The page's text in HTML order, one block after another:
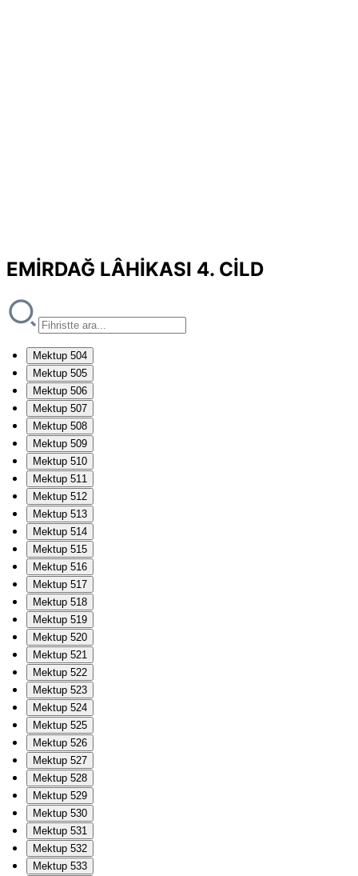
EMİRDAĞ LÂHİKASI 4. CİLD
Mektup 504
Mektup 505
Mektup 506
Mektup 507
Mektup 508
Mektup 509
Mektup 510
Mektup 511
Mektup 512
Mektup 513
Mektup 514
Mektup 515
Mektup 516
Mektup 517
Mektup 518
Mektup 519
Mektup 520
Mektup 521
Mektup 522
Mektup 523
Mektup 524
Mektup 525
Mektup 526
Mektup 527
Mektup 528
Mektup 529
Mektup 530
Mektup 531
Mektup 532
Mektup 533